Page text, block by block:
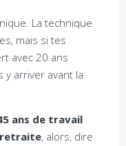
La technique
mais si tes
avec 20 ans
y arriver avant la
ans de travail
retraite, alors, dire